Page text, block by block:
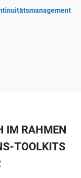
IM RAHMEN
TOOLKITS